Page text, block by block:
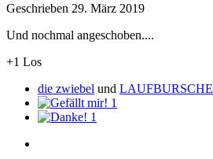
Geschrieben 29. März 2019
Und nochmal angeschoben....
+1 Los
die zwiebel und LAUFBURSCHE
1
1